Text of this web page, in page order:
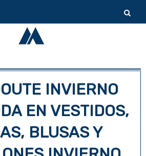
INVIERNO
EN VESTIDOS,
BLUSAS Y